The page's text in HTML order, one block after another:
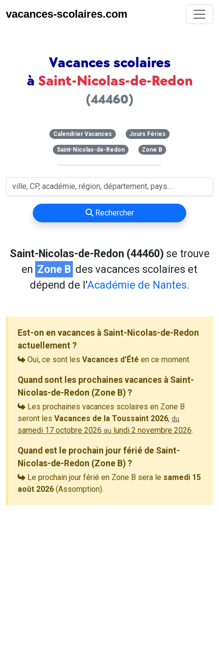
vacances-scolaires.com
Vacances scolaires
à Saint-Nicolas-de-Redon
(44460)
Calendrier Vacances Jours Féries
Saint-Nicolas-de-Redon Zone B
Rechercher
Saint-Nicolas-de-Redon (44460) se trouve
en Zone B des vacances scolaires et
dépend de l'Académie de Nantes.
Est-on en vacances à Saint-Nicolas-de-Redon
actuellement ?
Oui, ce sont les Vacances d'Été en ce moment.
Quand sont les prochaines vacances à Saint-
Nicolas-de-Redon (Zone B) ?
Les prochaines vacances scolaires en Zone B
seront les Vacances de la Toussaint 2026, du
samedi 17 octobre 2026 au lundi 2 novembre 2026.
Quand est le prochain jour férié de Saint-
Nicolas-de-Redon (Zone B) ?
Le prochain jour férié en Zone B sera le samedi 15
août 2026 (Assomption).